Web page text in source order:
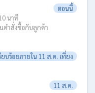
ตอนนี้
นาที
คำสั่งซื้อกับลูกค้า
บร้อยภายใน 11 ส.ค. เที่ยง
11 ส.ค.